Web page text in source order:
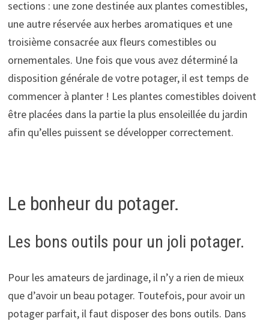
sections : une zone destinée aux plantes comestibles,
une autre réservée aux herbes aromatiques et une
troisième consacrée aux fleurs comestibles ou
ornementales. Une fois que vous avez déterminé la
disposition générale de votre potager, il est temps de
commencer à planter ! Les plantes comestibles doivent
être placées dans la partie la plus ensoleillée du jardin
afin qu’elles puissent se développer correctement.
Le bonheur du potager.
Les bons outils pour un joli potager.
Pour les amateurs de jardinage, il n’y a rien de mieux
que d’avoir un beau potager. Toutefois, pour avoir un
potager parfait, il faut disposer des bons outils. Dans